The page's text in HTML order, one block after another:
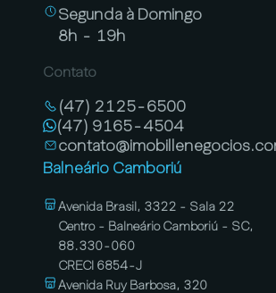
Segunda à Domingo
8h - 19h
Contato
(47) 2125-6500
(47) 9165-4504
Balneário Camboriú
Avenida Brasil, 3322 - Sala 22
Centro - Balneário Camboriú - SC,
88.330-060
CRECI 6854-J
Avenida Ruy Barbosa, 320